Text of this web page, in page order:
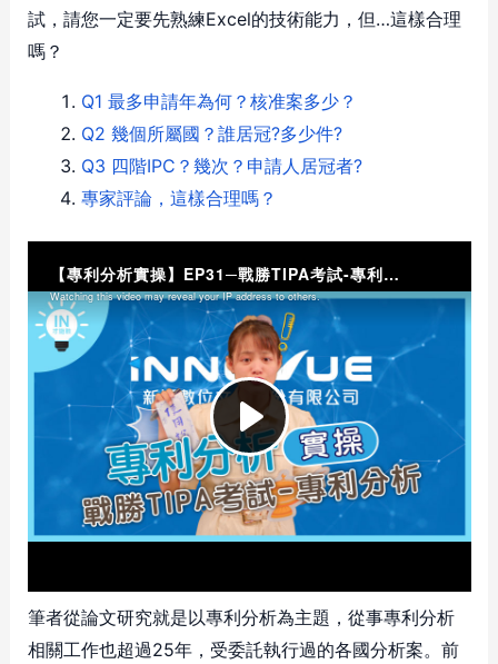
試，請您一定要先熟練Excel的技術能力，但…這樣合理
嗎？
Q1 最多申請年為何？核准案多少？
Q2 幾個所屬國？誰居冠?多少件?
Q3 四階IPC？幾次？申請人居冠者?
專家評論，這樣合理嗎？
筆者從論文研究就是以專利分析為主題，從事專利分析
相關工作也超過25年，受委託執行過的各國分析案。前